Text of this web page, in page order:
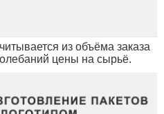
из объёма заказа
цены на сырьё.